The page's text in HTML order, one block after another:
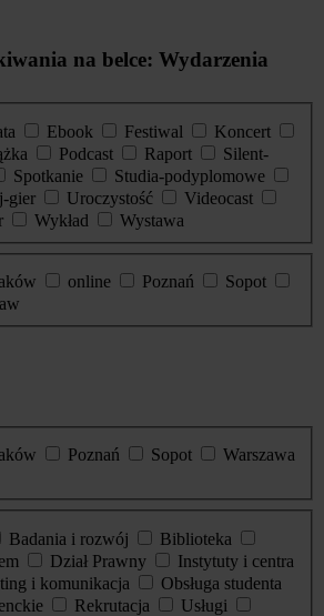
na belce: Wydarzenia
Ebook Festiwal
Koncert
Podcast Raport
Silent-
Spotkanie
Studia-podyplomowe
gier Uroczystość
Videocast
Wykład
Wystawa
online Poznań
Sopot
Poznań Sopot
Warszawa
Badania i rozwój
Biblioteka
Dział Prawny
Instytuty i centra
i komunikacja
Obsługa studenta
Rekrutacja
Usługi